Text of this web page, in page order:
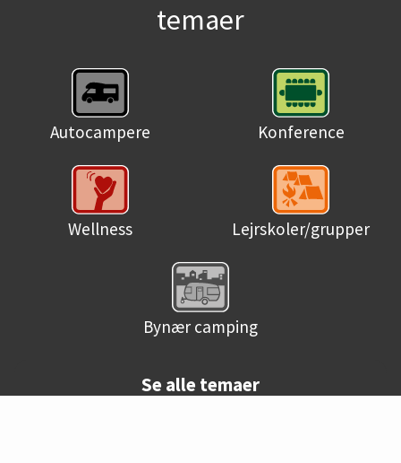
temaer
Autocampere Konference
Wellness Lejrskoler/grupper
Bynær camping
Se alle temaer